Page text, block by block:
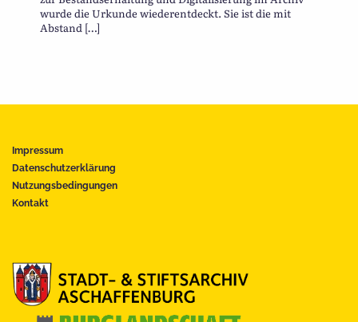
wurde die Urkunde wiederentdeckt. Sie ist die mit
Abstand […]
Impressum
Datenschutzerklärung
Nutzungsbedingungen
Kontakt